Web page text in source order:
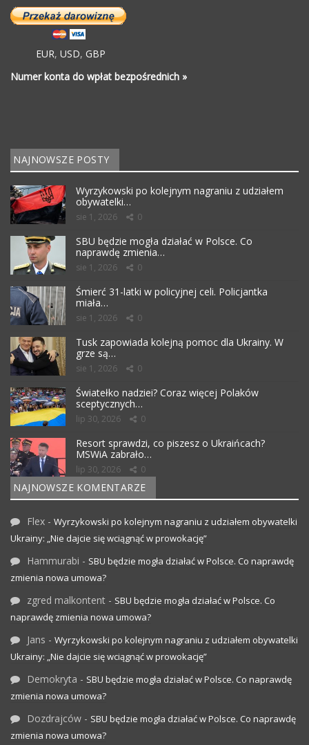
EUR, USD, GBP
Numer konta do wpłat bezpośrednich »
NAJNOWSZE POSTY
Wyrzykowski po kolejnym nagraniu z udziałem
obywatelki…
sie 1, 2026 0
SBU będzie mogła działać w Polsce. Co
naprawdę zmienia…
sie 1, 2026 0
Śmierć 31-latki w policyjnej celi. Policjantka
miała…
sie 1, 2026 0
Tusk zapowiada kolejną pomoc dla Ukrainy. W
grze są…
sie 1, 2026 0
Światełko nadziei? Coraz więcej Polaków
sceptycznych…
lip 30, 2026 0
Resort sprawdzi, co piszesz o Ukraińcach?
MSWiA zabrało…
lip 30, 2026 0
NAJNOWSZE KOMENTARZE
Flex - Wyrzykowski po kolejnym nagraniu z udziałem obywatelki
Ukrainy: „Nie dajcie się wciągnąć w prowokację”
Hammurabi - SBU będzie mogła działać w Polsce. Co naprawdę
zmienia nowa umowa?
zgred malkontent - SBU będzie mogła działać w Polsce. Co
naprawdę zmienia nowa umowa?
Jans - Wyrzykowski po kolejnym nagraniu z udziałem obywatelki
Ukrainy: „Nie dajcie się wciągnąć w prowokację”
Demokryta - SBU będzie mogła działać w Polsce. Co naprawdę
zmienia nowa umowa?
Dozdrajców - SBU będzie mogła działać w Polsce. Co naprawdę
zmienia nowa umowa?